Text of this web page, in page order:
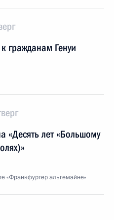
гражданам Генуи
«Десять лет «Большому
«Франкфуртер альгемайне»